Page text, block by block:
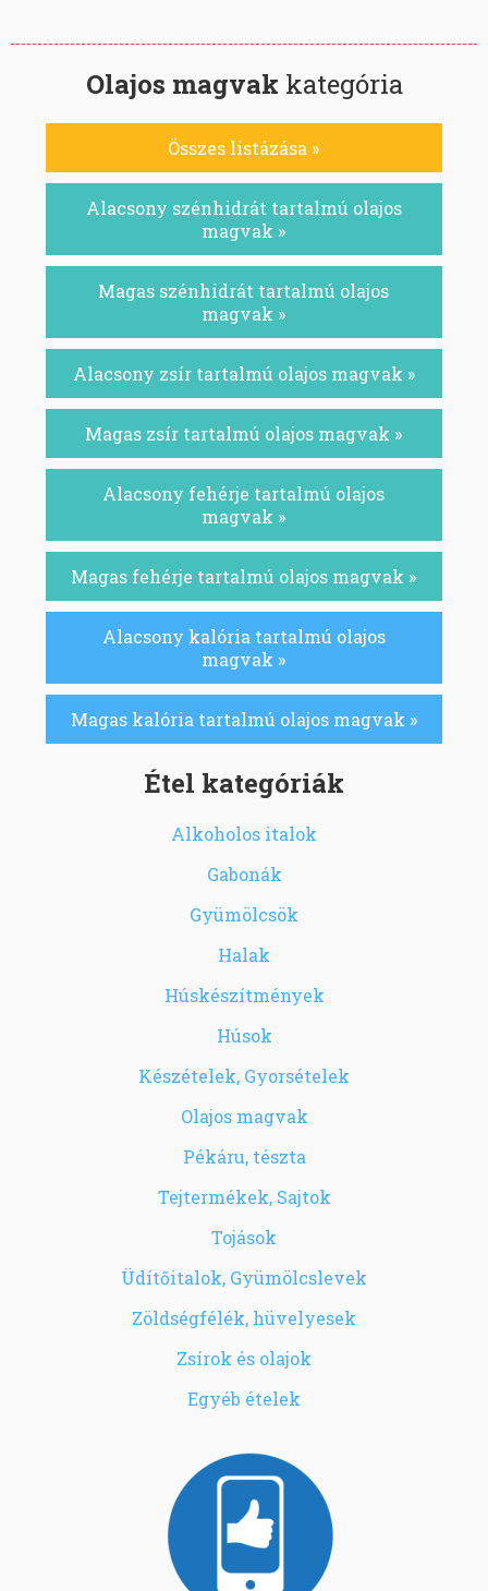
Olajos magvak kategória
Összes listázása »
Alacsony szénhidrát tartalmú olajos
magvak »
Magas szénhidrát tartalmú olajos
magvak »
Alacsony zsír tartalmú olajos magvak »
Magas zsír tartalmú olajos magvak »
Alacsony fehérje tartalmú olajos
magvak »
Magas fehérje tartalmú olajos magvak »
Alacsony kalória tartalmú olajos
magvak »
Magas kalória tartalmú olajos magvak »
Étel kategóriák
Alkoholos italok
Gabonák
Gyümölcsök
Halak
Húskészítmények
Húsok
Készételek, Gyorsételek
Olajos magvak
Pékáru, tészta
Tejtermékek, Sajtok
Tojások
Üdítőitalok, Gyümölcslevek
Zöldségfélék, hüvelyesek
Zsírok és olajok
Egyéb ételek